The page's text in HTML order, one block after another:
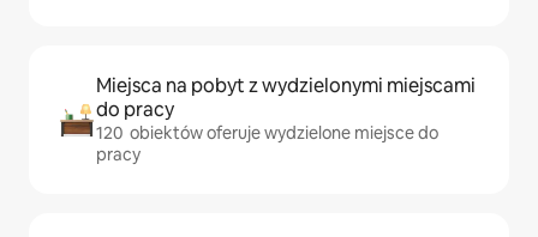
Miejsca na pobyt z wydzielonymi miejscami
do pracy
120 obiektów oferuje wydzielone miejsce do
pracy